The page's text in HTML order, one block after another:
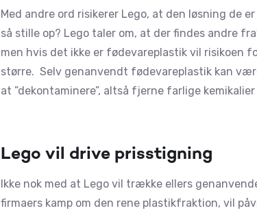
Med andre ord risikerer Lego, at den løsning de
så stille op? Lego taler om, at der findes andre
men hvis det ikke er fødevareplastik vil risikoen
større. Selv genanvendt fødevareplastik kan
at ”dekontaminere”, altså fjerne farlige
Lego vil drive prisstigning
Ikke nok med at Lego vil trække ellers
firmaers kamp om den rene plastikfraktion, vil